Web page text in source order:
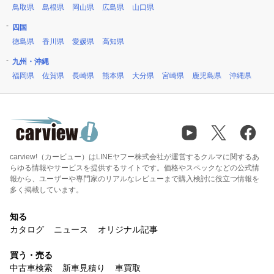
鳥取県
島根県 岡山県 広島県 山口県
四国
徳島県
香川県 愛媛県 高知県
九州・沖縄
福岡県
佐賀県 長崎県 熊本県 大分県 宮崎県 鹿児島県 沖縄県
carview!（カービュー）はLINEヤフー株式会社が運営するクルマに関するあ
らゆる情報やサービスを提供するサイトです。価格やスペックなどの公式情
報から、ユーザーや専門家のリアルなレビューまで購入検討に役立つ情報を
多く掲載しています。
知る
カタログ
ニュース オリジナル記事
買う・売る
中古車検索
新車見積り 車買取